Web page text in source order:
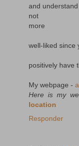
and
not
more
well-liked since
positively have
My webpage -
Here is my
location
Responder